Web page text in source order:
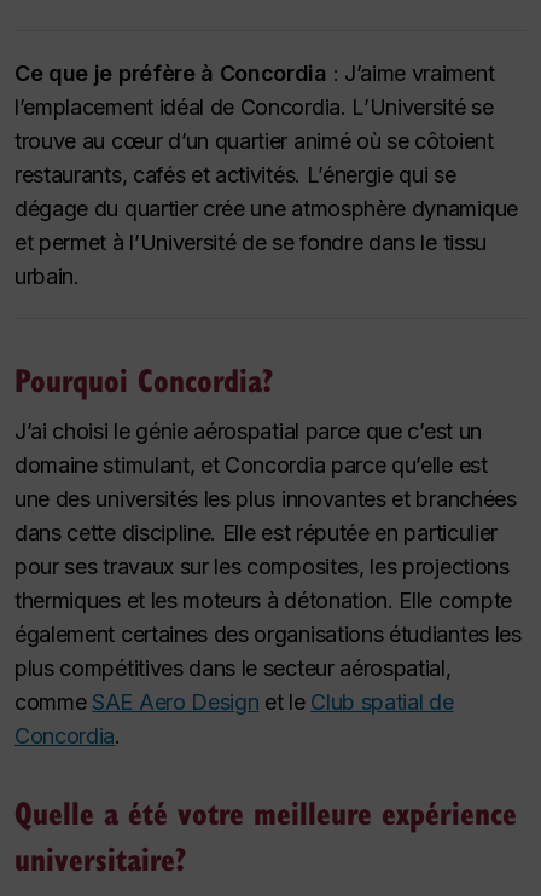
Ce que je préfère à Concordia : J’aime vraiment
l’emplacement idéal de Concordia. L’Université se
trouve au cœur d’un quartier animé où se côtoient
restaurants, cafés et activités. L’énergie qui se
dégage du quartier crée une atmosphère dynamique
et permet à l’Université de se fondre dans le tissu
urbain.
Pourquoi Concordia?
J’ai choisi le génie aérospatial parce que c’est un
domaine stimulant, et Concordia parce qu’elle est
une des universités les plus innovantes et branchées
dans cette discipline. Elle est réputée en particulier
pour ses travaux sur les composites, les projections
thermiques et les moteurs à détonation. Elle compte
également certaines des organisations étudiantes les
plus compétitives dans le secteur aérospatial,
comme SAE Aero Design et le Club spatial de
Concordia.
Quelle a été votre meilleure expérience
universitaire?